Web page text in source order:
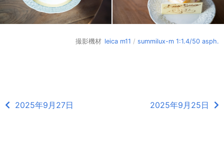
撮影機材 leica m11 / summilux-m 1:1.4/50 asph.
2025年9月27日 2025年9月25日